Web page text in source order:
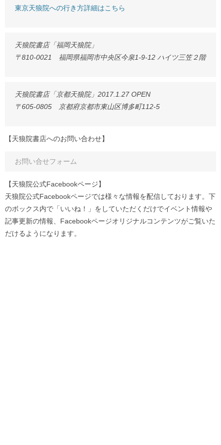
東京天狼院への行き方詳細はこちら
天狼院書店「福岡天狼院」
〒810-0021 福岡県福岡市中央区今泉1-9-12 ハイツ三笠２階
天狼院書店「京都天狼院」2017.1.27 OPEN
〒605-0805 京都府京都市東山区博多町112-5
【天狼院書店へのお問い合わせ】
お問い合せフォーム
【天狼院公式Facebookページ】
天狼院公式Facebookページでは様々な情報を配信しております。下
のボックス内で「いいね！」をしていただくだけでイベント情報や
記事更新の情報、Facebookページオリジナルコンテンツがご覧いた
だけるようになります。